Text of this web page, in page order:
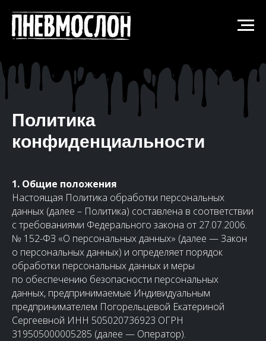
Политика
конфиденциальности
1. Общие положения
Настоящая Политика обработки персональных
данных (далее – Политика) составлена в соответствии
с требованиями Федерального закона от 27.07.2006.
№ 152-ФЗ «О персональных данных» (далее — Закон
о персональных данных) и определяет порядок
обработки персональных данных и меры
по обеспечению безопасности персональных
данных, предпринимаемые Индивидуальным
предпринимателем Погорельцевой Екатериной
Сергеевной ИНН 505020736923 ОГРН
319505000005285 (далее — Оператор).